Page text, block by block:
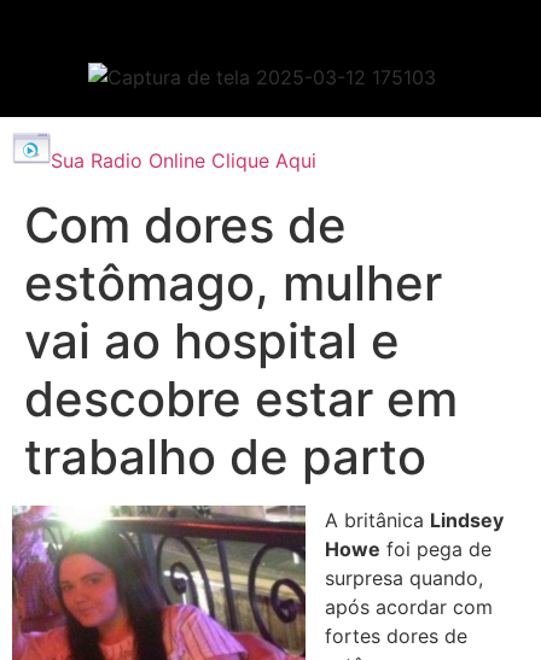
Sua Radio Online Clique Aqui
Com dores de
estômago, mulher
vai ao hospital e
descobre estar em
trabalho de parto
A britânica Lindsey
Howe foi pega de
surpresa quando,
após acordar com
fortes dores de